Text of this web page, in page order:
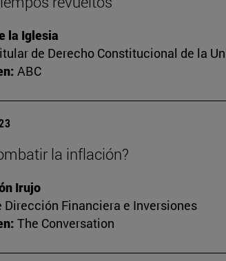
la Iglesia
de Derecho Constitucional de la
ABC
la inflación?
Irujo
Dirección Financiera e Inversiones
The Conversation